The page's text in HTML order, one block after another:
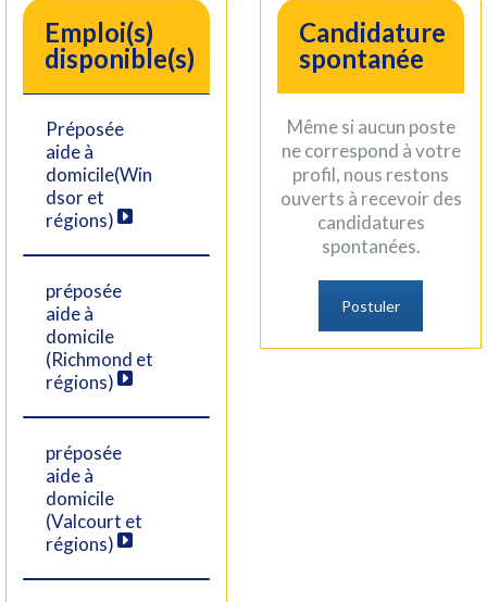
Emploi(s)
disponible(s)
Préposée
aide à
domicile(Win
dsor et
régions)
préposée
aide à
domicile
(Richmond et
régions)
préposée
aide à
domicile
(Valcourt et
régions)
Candidature
spontanée
Même si aucun poste
ne correspond à votre
profil, nous restons
ouverts à recevoir des
candidatures
spontanées.
Postuler